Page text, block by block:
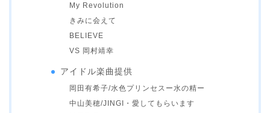
My Revolution
きみに会えて
BELIEVE
VS 岡村靖幸
アイドル楽曲提供
岡田有希子/水色プリンセスー水の精ー
中山美穂/JINGI・愛してもらいます